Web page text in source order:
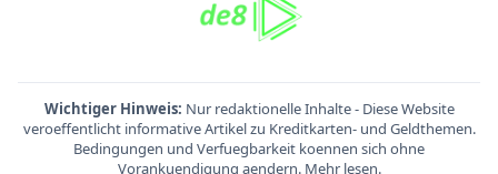
Wichtiger Hinweis: Nur redaktionelle Inhalte - Diese Website
veroeffentlicht informative Artikel zu Kreditkarten- und Geldthemen.
Bedingungen und Verfuegbarkeit koennen sich ohne
Vorankuendigung aendern. Mehr lesen.